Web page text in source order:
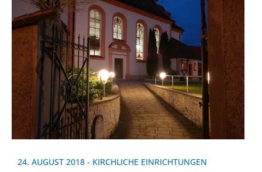
24. AUGUST 2018 - KIRCHLICHE EINRICHTUNGEN